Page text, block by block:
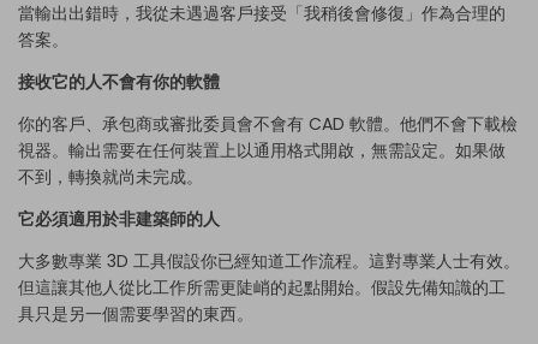
當輸出出錯時，我從未遇過客戶接受「我稍後會修復」作為合理的
答案。
接收它的人不會有你的軟體
你的客戶、承包商或審批委員會不會有 CAD 軟體。他們不會下載檢
視器。輸出需要在任何裝置上以通用格式開啟，無需設定。如果做
不到，轉換就尚未完成。
它必須適用於非建築師的人
大多數專業 3D 工具假設你已經知道工作流程。這對專業人士有效。
但這讓其他人從比工作所需更陡峭的起點開始。假設先備知識的工
具只是另一個需要學習的東西。